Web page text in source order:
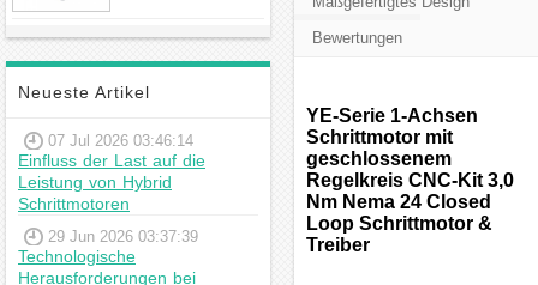
Neueste Artikel
07 Jul 2026 03:46:14
Einfluss der Last auf die
Leistung von Hybrid
Schrittmotoren
29 Jun 2026 03:37:39
Technologische
Herausforderungen bei
Bewertungen
YE-Serie 1-Achsen
Schrittmotor mit
geschlossenem
Regelkreis CNC-Kit 3,0
Nm Nema 24 Closed
Loop Schrittmotor &
Treiber